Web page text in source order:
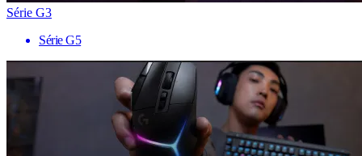
Série G3
Série G5